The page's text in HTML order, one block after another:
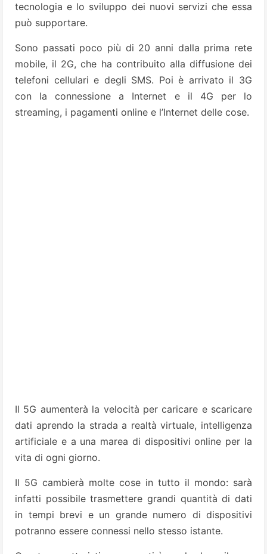
tecnologia e lo sviluppo dei nuovi servizi che essa
può supportare.
Sono passati poco più di 20 anni dalla prima rete
mobile, il 2G, che ha contribuito alla diffusione dei
telefoni cellulari e degli SMS. Poi è arrivato il 3G
con la connessione a Internet e il 4G per lo
streaming, i pagamenti online e l’Internet delle cose.
Il 5G aumenterà la velocità per caricare e scaricare
dati aprendo la strada a realtà virtuale, intelligenza
artificiale e a una marea di dispositivi online per la
vita di ogni giorno.
Il 5G cambierà molte cose in tutto il mondo: sarà
infatti possibile trasmettere grandi quantità di dati
in tempi brevi e un grande numero di dispositivi
potranno essere connessi nello stesso istante.